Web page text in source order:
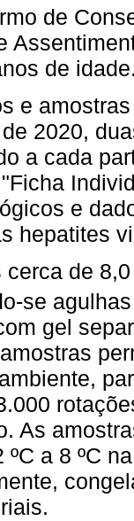
de
de
e
2020,
a cada
e
hepatites
cerca de
se
gel
As
ºC a 8 ºC